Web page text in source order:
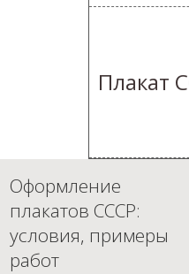
Плакат
Оформление
плакатов СССР:
условия, примеры
работ